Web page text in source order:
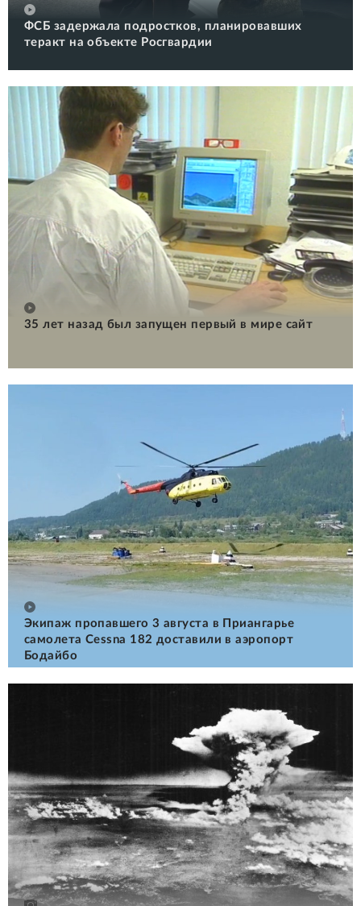
ФСБ задержала подростков, планировавших
теракт на объекте Росгвардии
35 лет назад был запущен первый в мире сайт
Экипаж пропавшего 3 августа в Приангарье
самолета Cessna 182 доставили в аэропорт
Бодайбо